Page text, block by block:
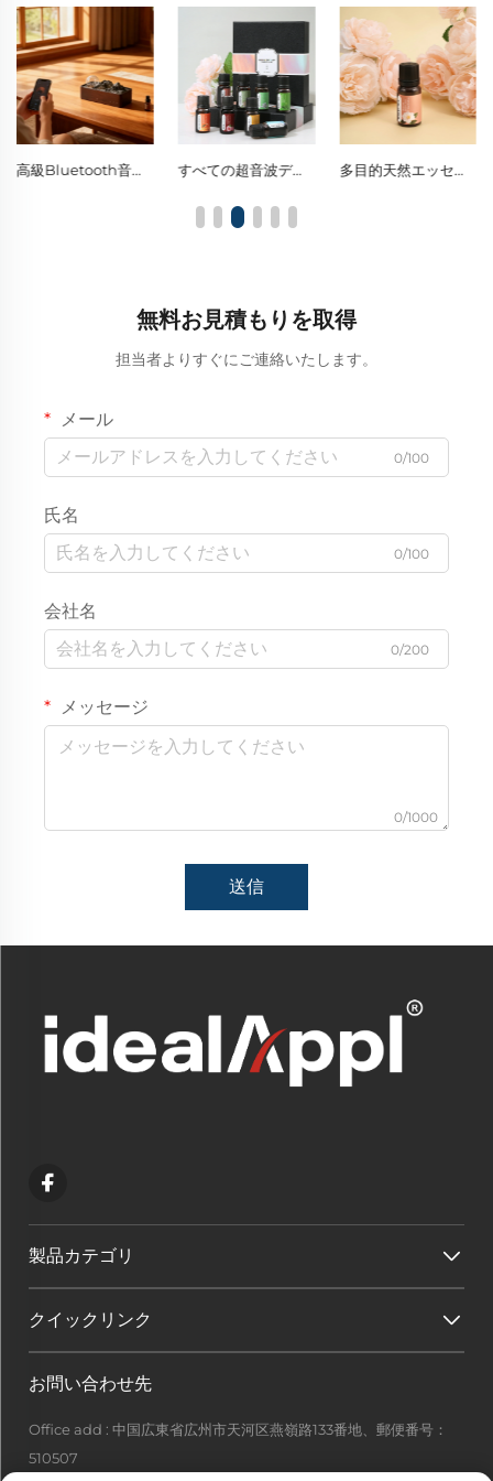
高級Bluetooth音楽対応ソリッドウッド・ガラス製水不要ディフューザー すべての超音波ディフューザーに対応したユニバーサルアロマセラピー用オイル 多目的天然エッセンシャルオイル（家庭用アロマセラピー、車内用フレッシュナー、DIY香りクラフトに最適）
無料お見積もりを取得
担当者よりすぐにご連絡いたします。
メール
0/100
氏名
0/100
会社名
0/200
メッセージ
0/1000
送信
製品カテゴリ
クイックリンク
お問い合わせ先
Office add : 中国広東省広州市天河区燕嶺路133番地、郵便番号：
510507